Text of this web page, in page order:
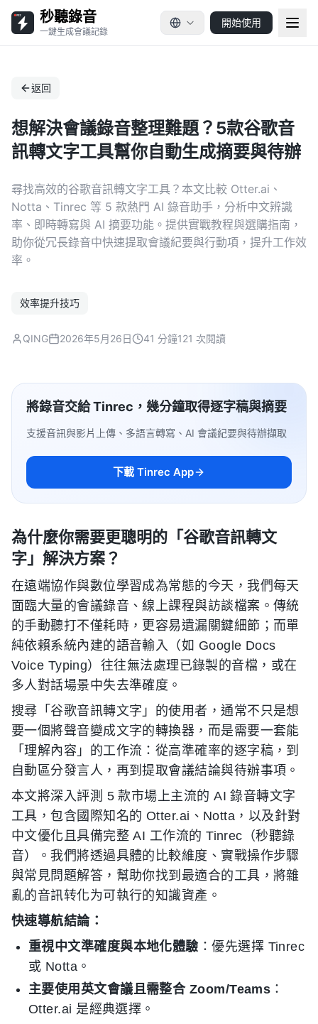
秒聽錄音
一鍵生成會議記錄
開始使用
返回
想解決會議錄音整理難題？5款谷歌音
訊轉文字工具幫你自動生成摘要與待辦
尋找高效的谷歌音訊轉文字工具？本文比較 Otter.ai、
Notta、Tinrec 等 5 款熱門 AI 錄音助手，分析中文辨識
率、即時轉寫與 AI 摘要功能。提供實戰教程與選購指南，
助你從冗長錄音中快速提取會議紀要與行動項，提升工作效
率。
效率提升技巧
QING 2026年5月26日 41 分鐘121 次閱讀
將錄音交給 Tinrec，幾分鐘取得逐字稿與摘要
支援音訊與影片上傳、多語言轉寫、AI 會議紀要與待辦擷取
下載 Tinrec App
為什麼你需要更聰明的「谷歌音訊轉文
字」解決方案？
在遠端協作與數位學習成為常態的今天，我們每天
面臨大量的會議錄音、線上課程與訪談檔案。傳統
的手動聽打不僅耗時，更容易遺漏關鍵細節；而單
純依賴系統內建的語音輸入（如 Google Docs
Voice Typing）往往無法處理已錄製的音檔，或在
多人對話場景中失去準確度。
搜尋「谷歌音訊轉文字」的使用者，通常不只是想
要一個將聲音變成文字的轉換器，而是需要一套能
「理解內容」的工作流：從高準確率的逐字稿，到
自動區分發言人，再到提取會議結論與待辦事項。
本文將深入評測 5 款市場上主流的 AI 錄音轉文字
工具，包含國際知名的 Otter.ai、Notta，以及針對
中文優化且具備完整 AI 工作流的 Tinrec（秒聽錄
音）。我們將透過具體的比較維度、實戰操作步驟
與常見問題解答，幫助你找到最適合的工具，將雜
亂的音訊转化为可執行的知識資產。
快速導航結論：
重視中文準確度與本地化體驗 ：優先選擇 Tinrec
或 Notta。
主要使用英文會議且需整合 Zoom/Teams ：
Otter.ai 是經典選擇。